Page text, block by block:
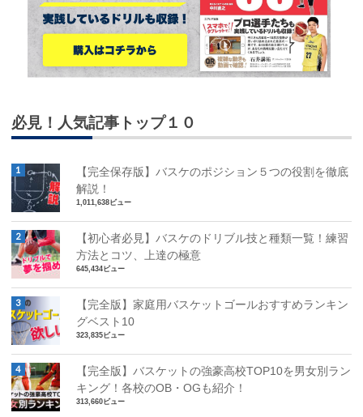
必見！人気記事トップ１０
【完全保存版】バスケのポジション５つの役割を徹底
解説！
1,011,638ビュー
【初心者必見】バスケのドリブル技と種類一覧！練習
方法とコツ、上達の極意
645,434ビュー
【完全版】家庭用バスケットゴールおすすめランキン
グベスト10
323,835ビュー
【完全版】バスケットの強豪高校TOP10を男女別ラン
キング！各校のOB・OGも紹介！
313,660ビュー